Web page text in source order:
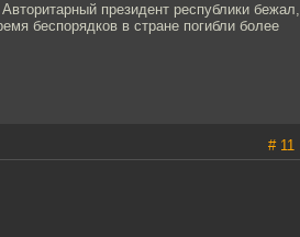
президент республики бежал,
беспорядков в стране погибли более
# 11